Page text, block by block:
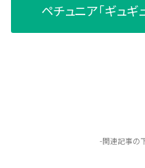
ペチュニア「ギュギ
-関連記事の